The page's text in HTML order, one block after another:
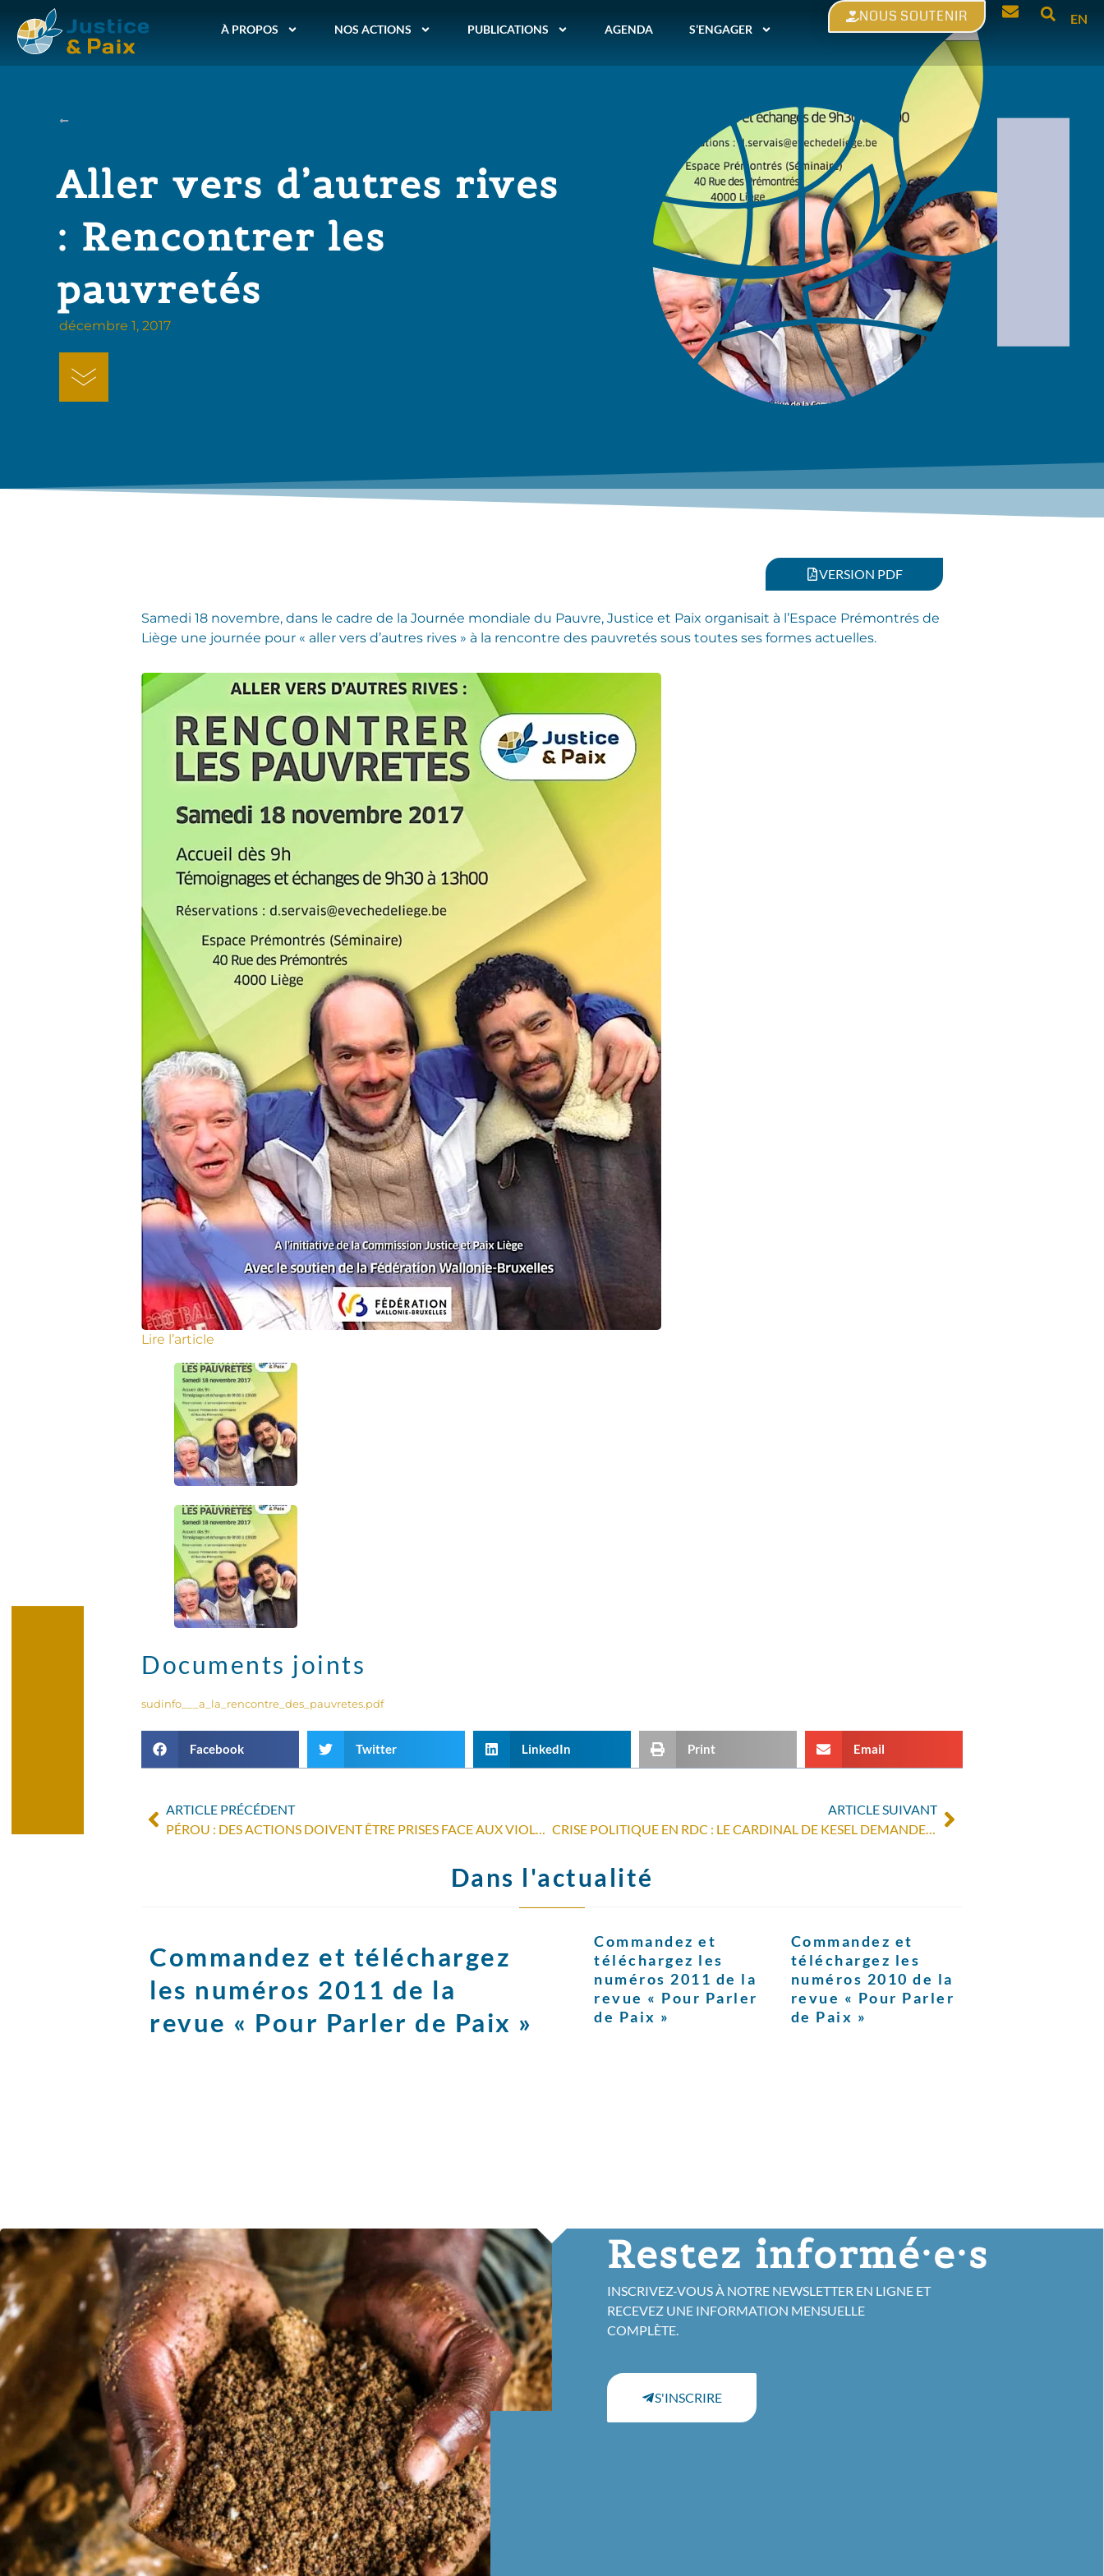
À PROPOS NOS ACTIONS PUBLICATIONS AGENDA S’ENGAGER
NOUS SOUTENIR EN
Aller vers d’autres rives
: Rencontrer les
pauvretés
décembre 1, 2017
VERSION PDF
Samedi 18 novembre, dans le cadre de la Journée mondiale du Pauvre, Justice et Paix organisait à l’Espace Prémontrés de
Liège une journée pour « aller vers d’autres rives » à la rencontre des pauvretés sous toutes ses formes actuelles.
Lire l’article
Documents joints
sudinfo___a_la_rencontre_des_pauvretes.pdf
Facebook Twitter LinkedIn Print Email
ARTICLE PRÉCÉDENT
ARTICLE SUIVANT
CRISE POLITIQUE EN RDC : LE CARDINAL DE KESEL DEMANDE UNE MÉDIATION INTERNATIONALE
Dans l'actualité
Commandez et téléchargez
les numéros 2011 de la
revue « Pour Parler de Paix »
Commandez et
téléchargez les
numéros 2011 de la
revue « Pour Parler
de Paix »
Commandez et
téléchargez les
numéros 2010 de la
revue « Pour Parler
de Paix »
Restez informé·e·s
INSCRIVEZ-VOUS À NOTRE NEWSLETTER EN LIGNE ET
RECEVEZ UNE INFORMATION MENSUELLE
COMPLÈTE.
S'INSCRIRE